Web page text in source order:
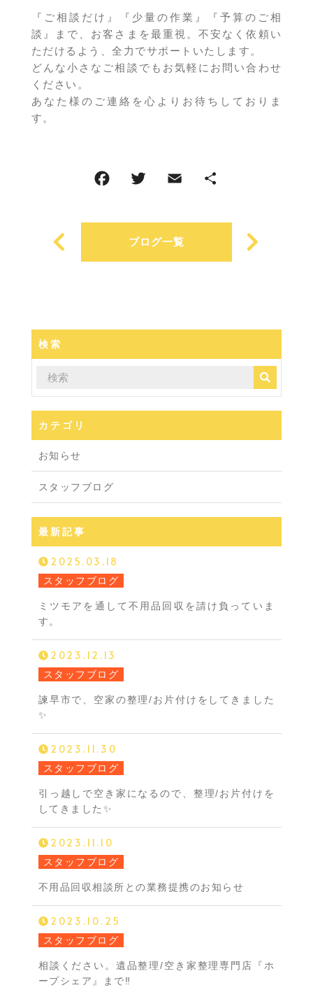
『ご相談だけ』『少量の作業』『予算のご相
談』まで、お客さまを最重視。不安なく依頼い
ただけるよう、全力でサポートいたします。
どんな小さなご相談でもお気軽にお問い合わせ
ください。
あなた様のご連絡を心よりお待ちしておりま
す。
ブログ一覧
検索
カテゴリ
お知らせ
スタッフブログ
最新記事
2025.03.18
スタッフブログ
ミツモアを通して不用品回収を請け負っていま
す。
2023.12.13
スタッフブログ
諫早市で、空家の整理/お片付けをしてきました
✨
2023.11.30
スタッフブログ
引っ越しで空き家になるので、整理/お片付けを
してきました✨
2023.11.10
スタッフブログ
不用品回収相談所との業務提携のお知らせ
2023.10.25
スタッフブログ
相談ください。遺品整理/空き家整理専門店『ホ
ープシェア』まで‼